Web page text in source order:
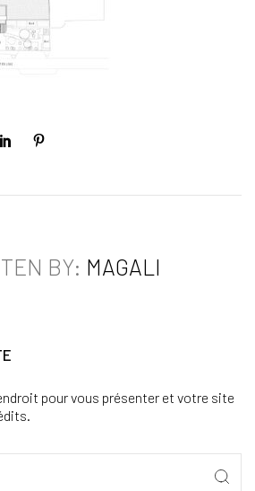
BY: MAGALI
pour vous présenter et votre site